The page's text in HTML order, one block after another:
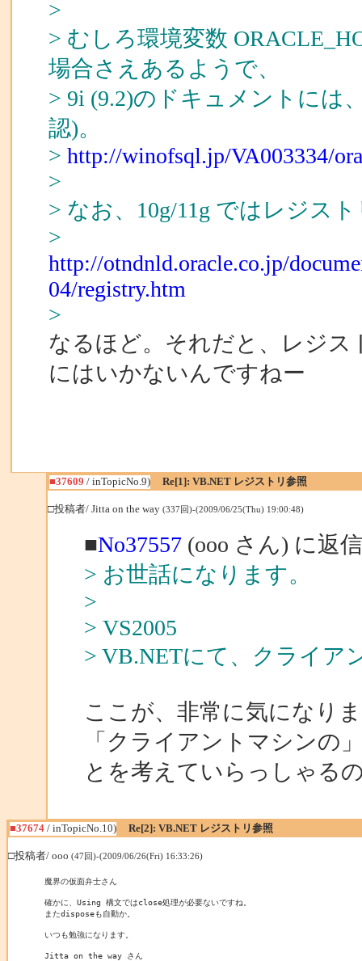
>
> むしろ環境変数
場合さえあるようで、
> 9i (9.2)のドキュメントには
認)。
> http://winofsql.jp/VA003334/
>
> なお、10g/11g ではレジス
>
http://otndnld.oracle.co.jp/
04/registry.htm
>
なるほど。それだと、レジ
にはいかないんですねー
■37609 / inTopicNo.9) Re[1]: VB.NET レジストリ参照
□投稿者/ Jitta on the way (337回)-(2009/06/25(Thu) 19:00:48)
■No37557(ooo さん) に返信
> お世話になります。
>
> VS2005
> VB.NETにて、クライア
ここが、非常に気になり
「クライアントマシンの
とを考えていらっしゃる
■37674 / inTopicNo.10) Re[2]: VB.NET レジストリ参照
□投稿者/ ooo (47回)-(2009/06/26(Fri) 16:33:26)
魔界の仮面弁士さん
確かに、Using 構文ではclose処理が必要ないですね。
またdisposeも自動か。
いつも勉強になります。
Jitta on the way さん